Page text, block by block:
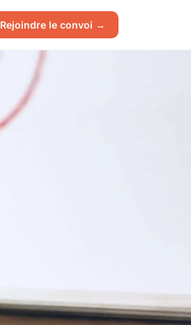
Rejoindre le convoi →